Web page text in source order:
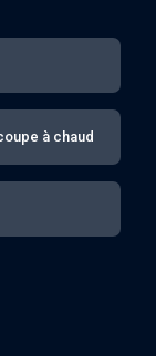
à chaud